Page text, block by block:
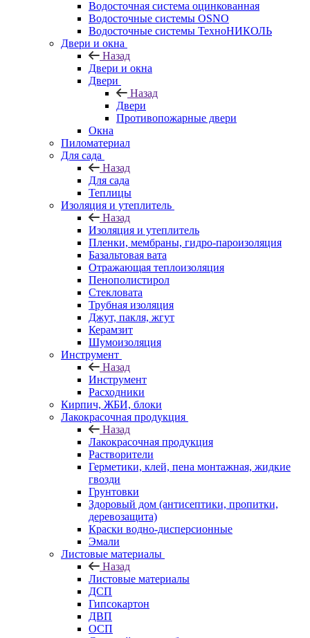
Водосточная система оцинкованная
Водосточные системы OSNO
Водосточные системы ТехноНИКОЛЬ
Двери и окна
Назад
Двери и окна
Двери
Назад
Двери
Противопожарные двери
Окна
Пиломатериал
Для сада
Назад
Для сада
Теплицы
Изоляция и утеплитель
Назад
Изоляция и утеплитель
Пленки, мембраны, гидро-пароизоляция
Базальтовая вата
Отражающая теплоизоляция
Пенополистирол
Стекловата
Трубная изоляция
Джут, пакля, жгут
Керамзит
Шумоизоляция
Инструмент
Назад
Инструмент
Расходники
Кирпич, ЖБИ, блоки
Лакокрасочная продукция
Назад
Лакокрасочная продукция
Растворители
Герметики, клей, пена монтажная, жидкие
гвозди
Грунтовки
Здоровый дом (антисептики, пропитки,
деревозащита)
Краски водно-дисперсионные
Эмали
Листовые материалы
Назад
Листовые материалы
ДСП
Гипсокартон
ДВП
ОСП